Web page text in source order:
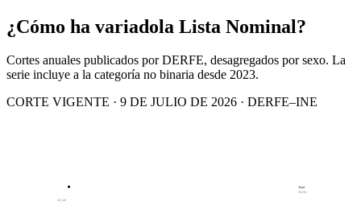
¿Cómo ha variadola Lista Nominal?
Cortes anuales publicados por DERFE, desagregados por sexo. La
serie incluye a la categoría no binaria desde 2023.
CORTE VIGENTE · 9 DE JULIO DE 2026 · DERFE–INE
26,546
Total
28,581